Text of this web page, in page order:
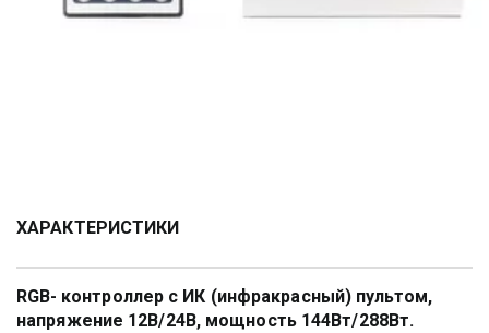
ХАРАКТЕРИСТИКИ
RGB- контроллер с ИК (инфракрасный) пультом,
напряжение 12В/24В, мощность 144Вт/288Вт.